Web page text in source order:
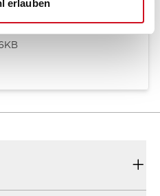
erlauben